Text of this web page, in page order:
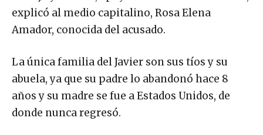
explicó al medio capitalino, Rosa Elena
Amador, conocida del acusado.
La única familia del Javier son sus tíos y su
abuela, ya que su padre lo abandonó hace 8
años y su madre se fue a Estados Unidos, de
donde nunca regresó.